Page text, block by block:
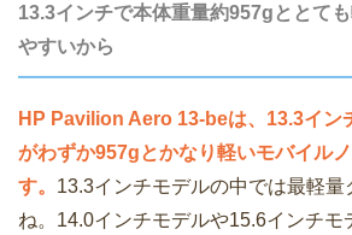
13.3インチで本体重量約957gととて
やすいから
HP Pavilion Aero 13-beは、13.3イン
がわずか957gとかなり軽いモバイル
す。 13.3インチモデルの中では最軽量
ね。14.0インチモデルや15.6インチモ